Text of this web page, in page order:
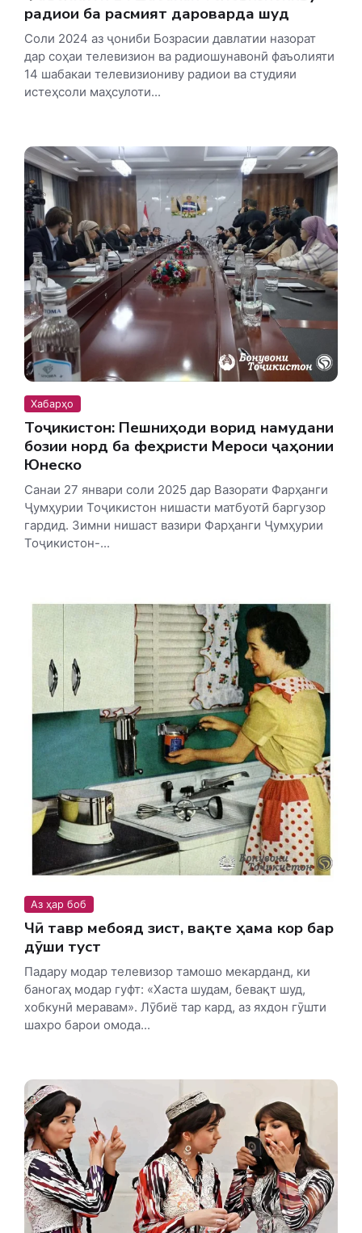
радиои ба расмият дароварда шуд
Соли 2024 аз ҷониби Бозрасии давлатии назорат
дар соҳаи телевизион ва радиошунавонӣ фаъолияти
14 шабакаи телевизиониву радиои ва студияи
истеҳсоли маҳсулоти...
Хабарҳо
Тоҷикистон: Пешниҳоди ворид намудани
бозии норд ба феҳристи Мероси ҷаҳонии
Юнеско
Санаи 27 январи соли 2025 дар Вазорати Фарҳанги
Ҷумҳурии Тоҷикистон нишасти матбуотӣ баргузор
гардид. Зимни нишаст вазири Фарҳанги Ҷумҳурии
Тоҷикистон-...
Аз ҳар боб
Чӣ тавр мебояд зист, вақте ҳама кор бар
дӯши туст
Падару модар телевизор тамошо мекарданд, ки
баногаҳ модар гуфт: «Хаста шудам, бевақт шуд,
хобкунӣ меравам». Лӯбиё тар кард, аз яхдон гӯшти
шахро барои омода...